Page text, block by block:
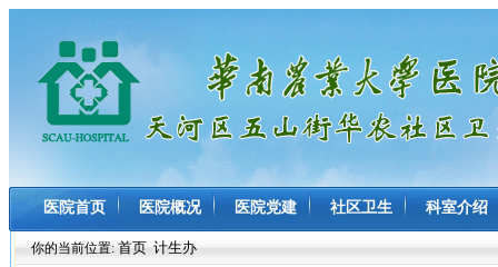
医院首页 医院概况 医院党建 社区卫生 科室介绍
你的当前位置: 首页 计生办